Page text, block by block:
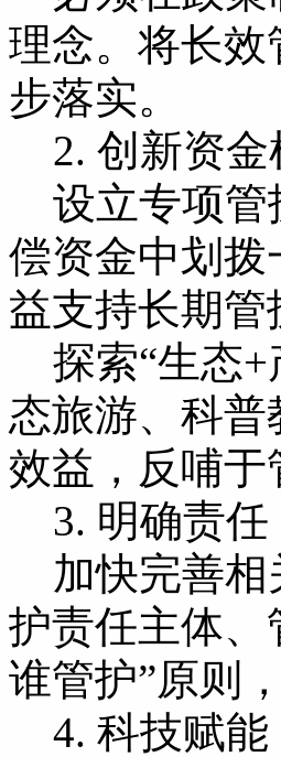
理念。将长
步落实。
2. 创新资金
设立专项管
偿资金中划
益支持长期管
探索“生态+
态旅游、科
效益，反哺
3. 明确责任
加快完善相
护责任主体、
谁管护”原则
4. 科技赋能